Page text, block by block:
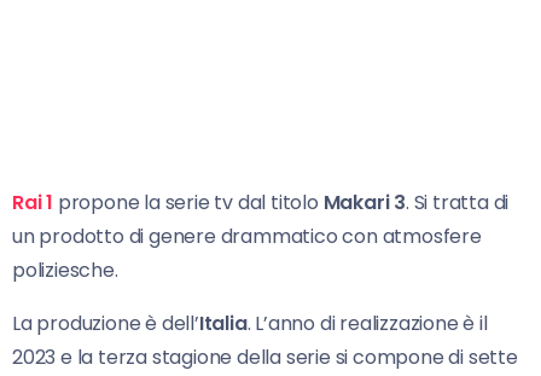
Rai 1 propone la serie tv dal titolo Makari 3. Si tratta di
un prodotto di genere drammatico con atmosfere
poliziesche.
La produzione è dell’Italia. L’anno di realizzazione è il
2023 e la terza stagione della serie si compone di sette